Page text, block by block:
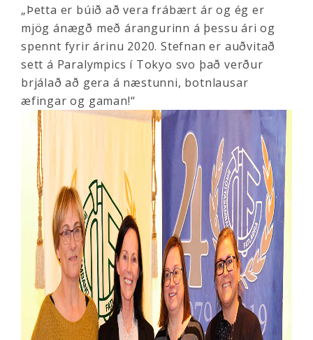
„Þetta er búið að vera frábært ár og ég er
mjög ánægð með árangurinn á þessu ári og
spennt fyrir árinu 2020. Stefnan er auðvitað
sett á Paralympics í Tokyo svo það verður
brjálað að gera á næstunni, botnlausar
æfingar og gaman!“